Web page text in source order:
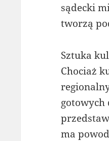
sądecki
tworzą
Sztuka
Chociaż
gotowych
ma